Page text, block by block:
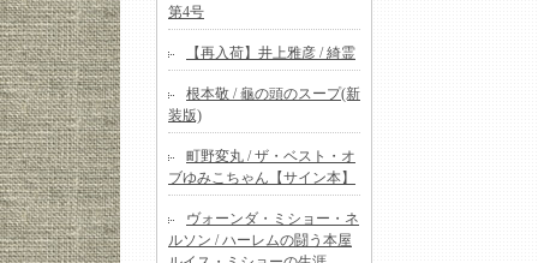
第4号
【再入荷】井上雅彦 / 綺霊
根本敬 / 龜の頭のスープ(新
装版)
町野変丸 / ザ・ベスト・オ
ブゆみこちゃん【サイン本】
ヴォーンダ・ミショー・ネ
ルソン / ハーレムの闘う本屋